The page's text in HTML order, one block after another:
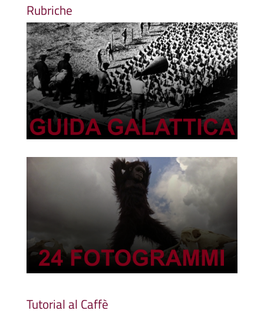
Rubriche
Tutorial al Caffè